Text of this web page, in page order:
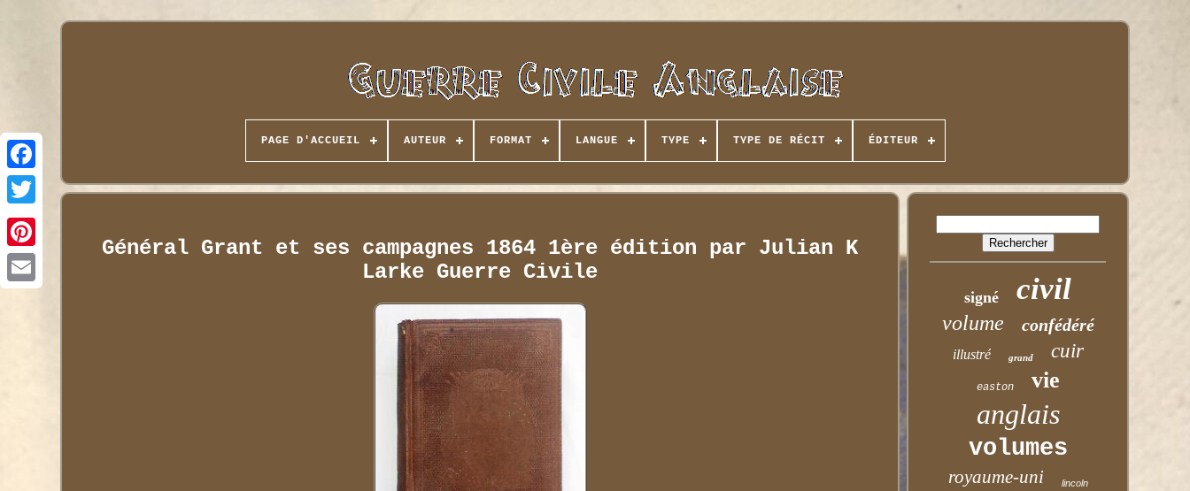
PAGE D'ACCUEIL AUTEUR FORMAT LANGUE TYPE TYPE DE RÉCIT ÉDITEUR
Général Grant et ses campagnes 1864 1ère édition par Julian K
Larke Guerre Civile
signé civil
volume confédéré
illustré grand cuir
easton vie
anglais
volumes
royaume-uni lincoln